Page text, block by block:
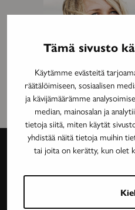
Tämä sivusto
Käytämme evästeitä
räätälöimiseen, sosiaalisen
ja kävijämäärämme
median, mainosalan ja
tietoja siitä, miten käytät
yhdistää näitä tietoja muihin
tai joita on kerätty, kun olet
Avain-